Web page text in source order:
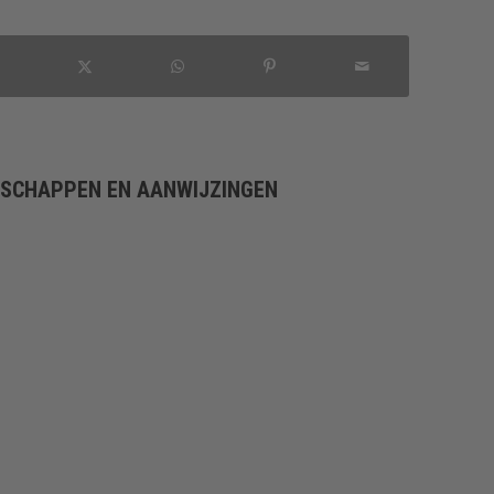
EN AANWIJZINGEN